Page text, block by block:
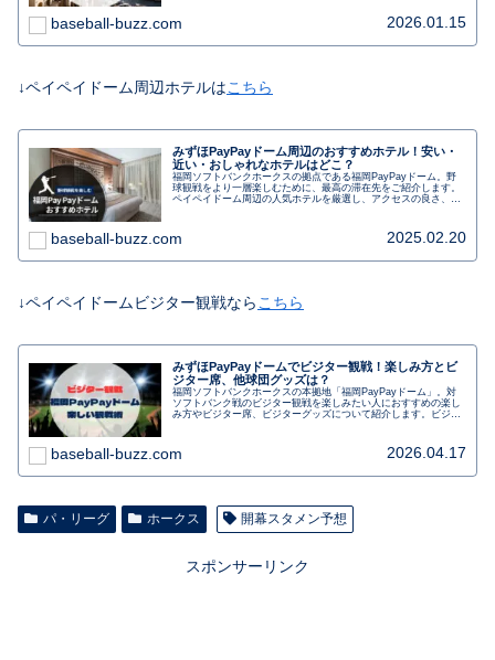
グや駐車場の利用も可能です。キャンプ観戦を充実させるための
おすすめホテルです。
baseball-buzz.com 2026.01.15
↓ペイペイドーム周辺ホテルはこちら
みずほPayPayドーム周辺のおすすめホテル！安い・
近い・おしゃれなホテルはどこ？
福岡ソフトバンクホークスの拠点である福岡PayPayドーム。野
球観戦をより一層楽しむために、最高の滞在先をご紹介します。
ペイペイドーム周辺の人気ホテルを厳選し、アクセスの良さ、快
喫するための情報が満載です。予約前に必見の一読です。福岡
PayPayドームを拠点に、非日常の野球旅を楽しんでみません
baseball-buzz.com 2025.02.20
↓ペイペイドームビジター観戦なら こちら
みずほPayPayドームでビジター観戦！楽しみ方とビ
ジター席、他球団グッズは？
福岡ソフトバンクホークスの本拠地「福岡PayPayドーム」。対
ソフトバンク戦のビジター観戦を楽しみたい人におすすめの楽し
み方やビジター席、ビジターグッズについて紹介します。ビジタ
baseball-buzz.com 2026.04.17
パ・リーグ ホークス 開幕スタメン予想
スポンサーリンク